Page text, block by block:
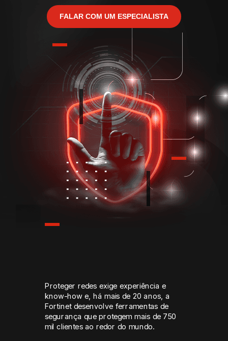
Proteger redes exige experiência e
know-how e, há mais de 20 anos, a
Fortinet desenvolve ferramentas de
segurança que protegem mais de 750
mil clientes ao redor do mundo.
FALAR COM UM ESPECIALISTA